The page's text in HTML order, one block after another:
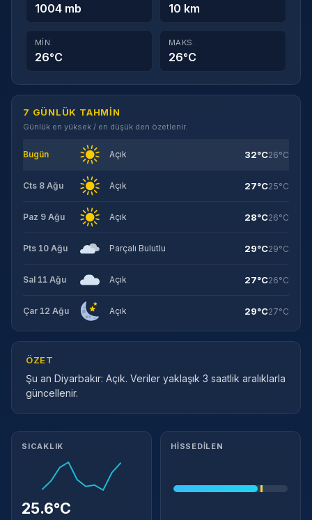
1004 mb 10 km
MIN.
26°C
MAKS.
26°C
7 GÜNLÜK TAHMIN
Günlük en yüksek / en düşük den özetlenir.
Bugün Açık 32°C26°C
Cts 8 Ağu Açık 27°C25°C
Paz 9 Ağu Açık 28°C26°C
Pts 10 Ağu Parçalı Bulutlu 29°C29°C
Sal 11 Ağu Açık 27°C26°C
Çar 12 Ağu Açık 29°C27°C
ÖZET
Şu an Diyarbakır: Açık. Veriler yaklaşık 3 saatlik aralıklarla
güncellenir.
Meteorolojik ayrıntılar
SICAKLIK
25.6°C
HISSEDILEN